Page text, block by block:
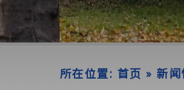
所在位置: 首页 » 新闻